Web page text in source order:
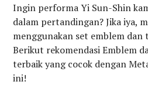
Ingin performa Yi Sun-Shin
dalam pertandingan? Jika iya,
menggunakan set emblem
Berikut rekomendasi Emblem
terbaik yang cocok dengan
ini!